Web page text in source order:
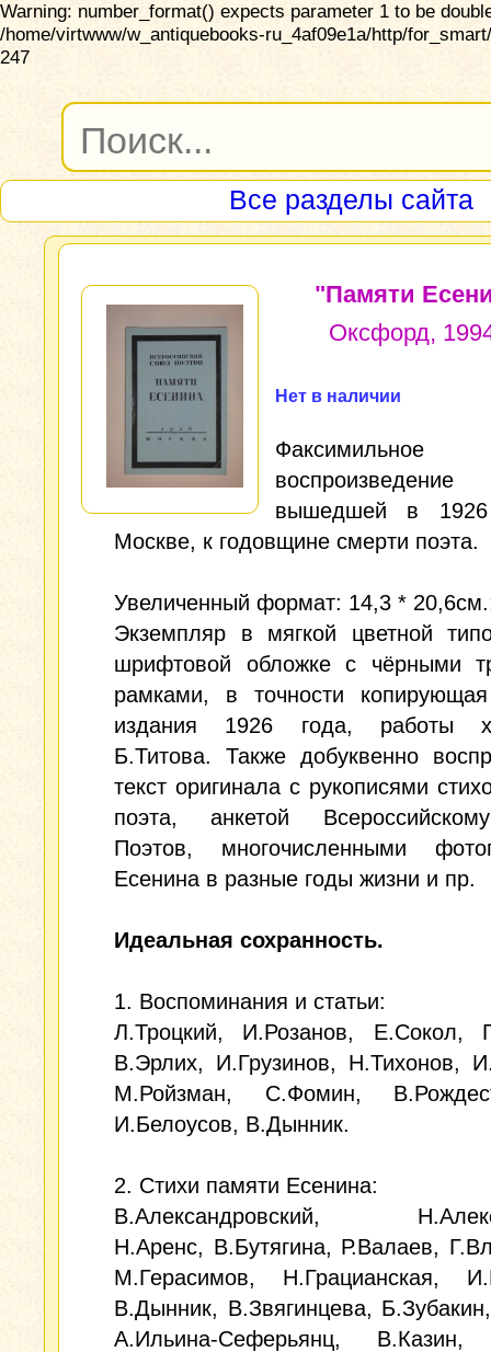
Warning: number_format() expects parameter 1 to be
/home/virtwww/w_antiquebooks-ru_4af09e1a/http/
247
Все разделы сайта
"Памяти
Оксфорд,
Нет в наличии
Факсимильное
вышедшей в
Москве, к годовщине смерти поэта.
Увеличенный формат: 14,3 *
Экземпляр в мягкой цветной
шрифтовой обложке с чёрными
рамками, в точности
издания 1926 года, работы
Б.Титова. Также добуквенно
текст оригинала с рукописями
поэта, анкетой
Поэтов, многочисленными
Есенина в разные годы жизни и пр.
Идеальная сохранность.
1. Воспоминания и статьи:
Л.Троцкий, И.Розанов, Е.Сокол,
В.Эрлих, И.Грузинов, Н.Тихонов,
М.Ройзман, С.Фомин,
И.Белоусов, В.Дынник.
2. Стихи памяти Есенина:
В.Александровский,
Н.Аренс, В.Бутягина, Р.Валаев,
М.Герасимов, Н.Грацианская,
В.Дынник, В.Звягинцева,
А.Ильина-Сеферьянц, В.Казин,